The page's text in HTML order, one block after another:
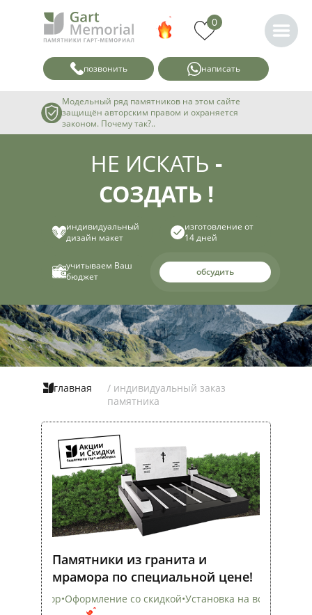
0
позвонить написать
Модельный ряд памятников на этом сайте
защищён авторским правом и охраняется
законом. Почему так?..
НЕ ИСКАТЬ -
СОЗДАТЬ !
индивидуальный
дизайн макет
изготовление от
14 дней
учитываем Ваш
бюджет
обсудить
главная
/ индивидуальный заказ
памятника
Памятники из гранита и
мрамора по специальной цене!
Оформление со скидкой•Установка на всех кладбищах Скидка